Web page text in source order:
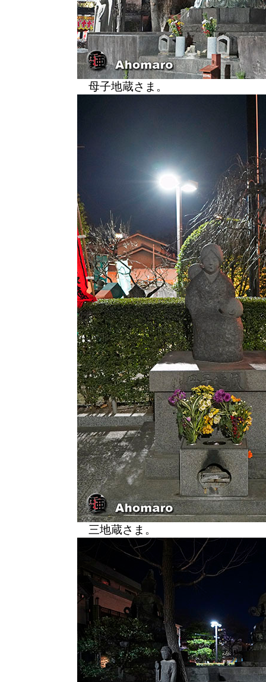
母子地蔵さま。
三地蔵さま。